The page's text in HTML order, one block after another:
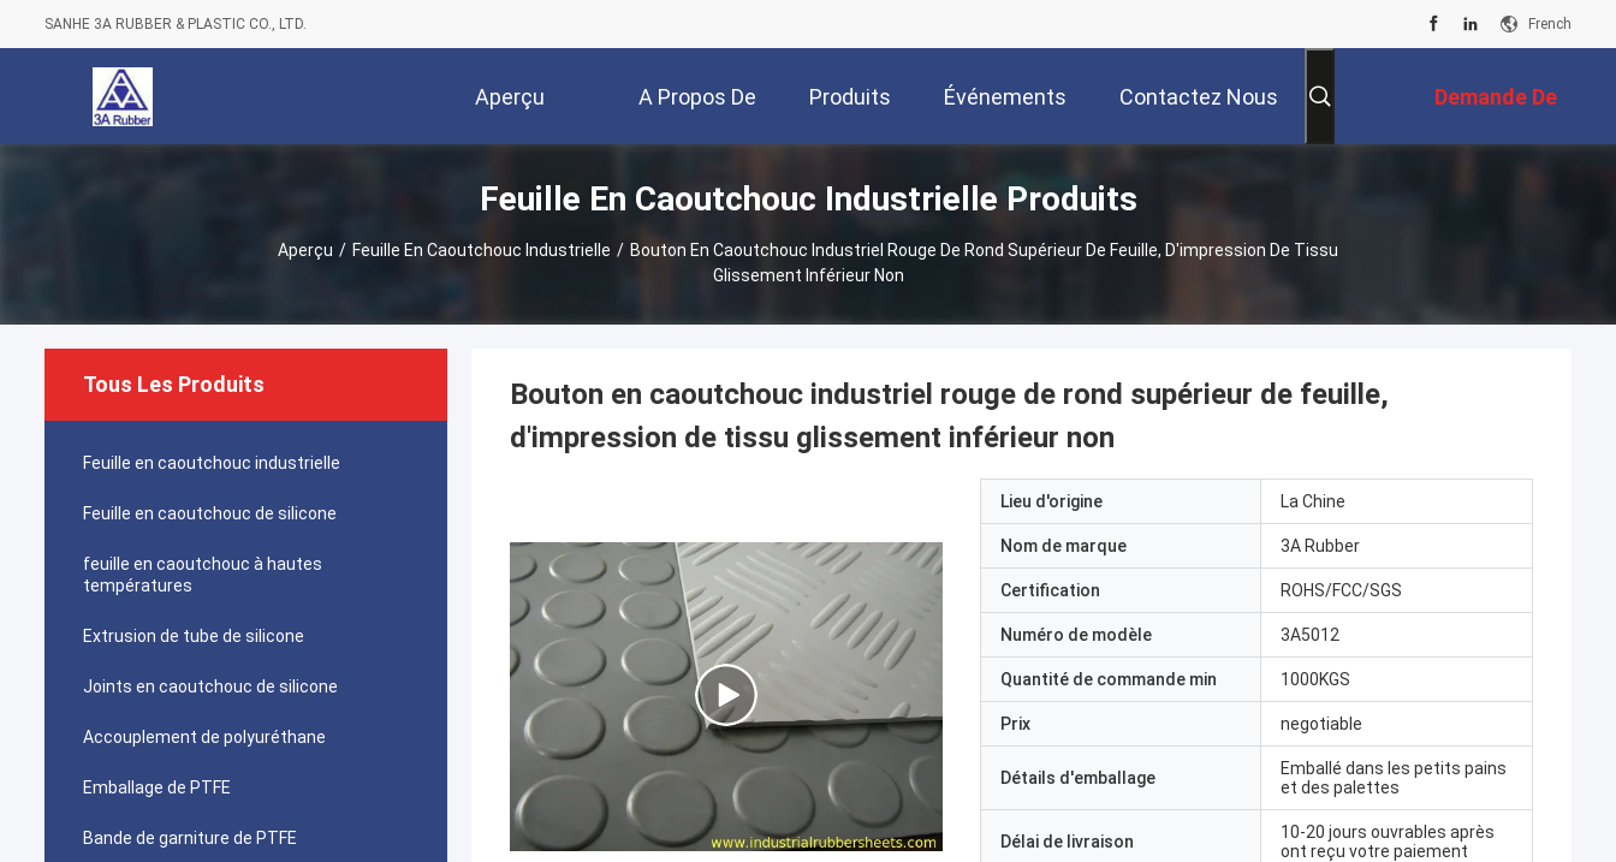
SANHE 3A RUBBER & PLASTIC CO., LTD. French
Aperçu A Propos De
Nous
Produits Événements Contactez Nous Demande De
Soumission
Feuille En Caoutchouc Industrielle Produits
Aperçu / Feuille En Caoutchouc Industrielle / Bouton En Caoutchouc Industriel Rouge De Rond Supérieur De Feuille, D'impression De Tissu
Glissement Inférieur Non
Tous Les Produits
Feuille en caoutchouc industrielle
Feuille en caoutchouc de silicone
feuille en caoutchouc à hautes
températures
Extrusion de tube de silicone
Joints en caoutchouc de silicone
Accouplement de polyuréthane
Emballage de PTFE
Bande de garniture de PTFE
Bouton en caoutchouc industriel rouge de rond supérieur de feuille,
d'impression de tissu glissement inférieur non
Lieu d'origine La Chine
Nom de marque 3A Rubber
Certification ROHS/FCC/SGS
Numéro de modèle 3A5012
Quantité de commande min 1000KGS
Prix negotiable
Détails d'emballage
Emballé dans les petits pains
et des palettes
Délai de livraison
10-20 jours ouvrables après
ont reçu votre paiement